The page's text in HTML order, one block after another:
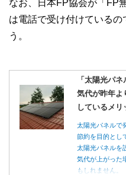
なお、日本FP協会が「FP
は電話で受け付けているの
う。
「太陽光パ
気代が昨年よ
しているメ
太陽光パネルで
節約を目的とし
太陽光パネルを
気代が上がった
もしれません。